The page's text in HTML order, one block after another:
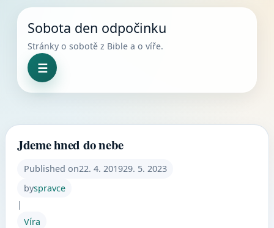
Skip to content
Sobota den odpočinku
Stránky o sobotě z Bible a o víře.
☰
Menu
Jdeme hned do nebe
Published on22. 4. 201929. 5. 2023
byspravce
|
Víra